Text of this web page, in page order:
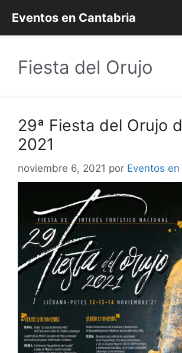
contenido
Eventos en Cantabria
Fiesta del Orujo
29ª Fiesta del Orujo
2021
noviembre 6, 2021 por Eventos